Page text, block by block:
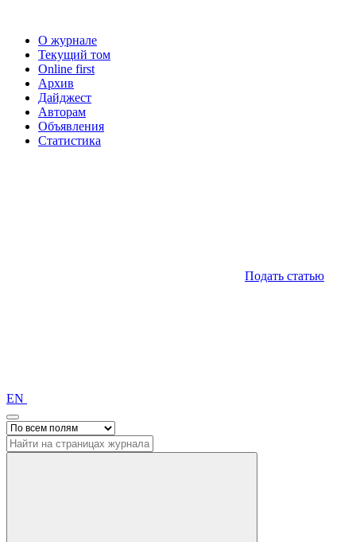
О журнале
Текущий том
Online first
Архив
Дайджест
Авторам
Объявления
Статистика
Подать статью
EN